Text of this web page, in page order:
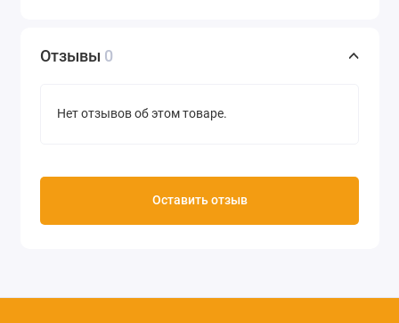
(Великобритания)
Отзывы 0
Нет отзывов об этом товаре.
Оставить отзыв